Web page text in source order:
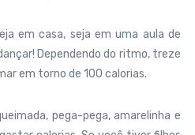
em casa, seja em uma aula de
Dependendo do ritmo, treze
em torno de 100 calorias.
pega-pega, amarelinha e